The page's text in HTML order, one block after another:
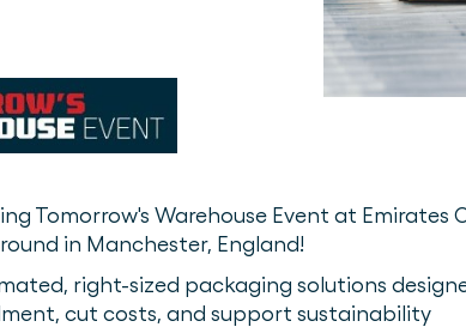
Tomorrow's Warehouse Event at Emirates
in Manchester, England!
right-sized packaging solutions
cut costs, and support sustainability